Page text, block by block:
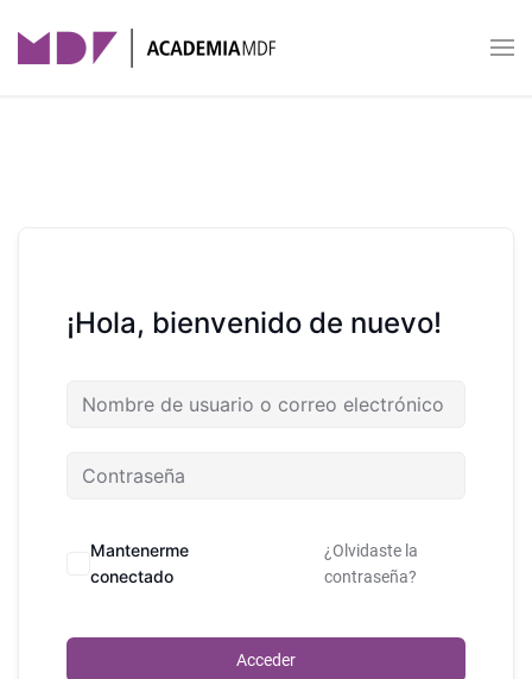
Skip to main content
¡Hola, bienvenido de nuevo!
Mantenerme
conectado
¿Olvidaste la
contraseña?
Acceder